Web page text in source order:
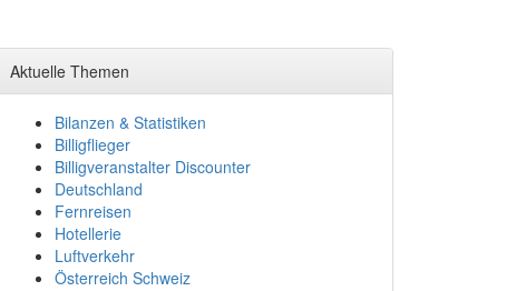
Aktuelle Themen
Bilanzen & Statistiken
Billigflieger
Billigveranstalter Discounter
Deutschland
Fernreisen
Hotellerie
Luftverkehr
Österreich Schweiz